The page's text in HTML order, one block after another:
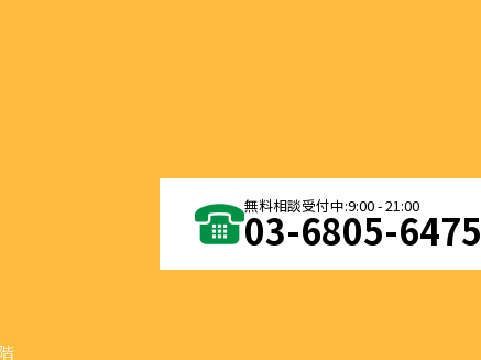
03-6805-6475